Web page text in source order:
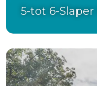
5-tot 6-